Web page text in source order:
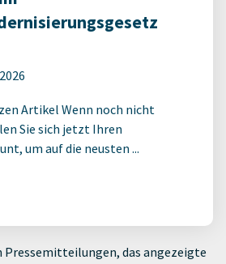
Artikel Wenn noch nicht
Sie sich jetzt Ihren
um auf die neusten ...
Pressemitteilungen, das angezeigte